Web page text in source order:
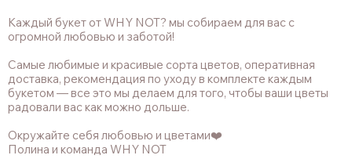
Каждый букет от WHY NOT? мы собираем для вас с
огромной любовью и заботой!
Самые любимые и красивые сорта цветов, оперативная
доставка, рекомендация по уходу в комплекте каждым
букетом — все это мы делаем для того, чтобы ваши цветы
радовали вас как можно дольше.
Окружайте себя любовью и цветами❤️
Полина и команда WHY NOT